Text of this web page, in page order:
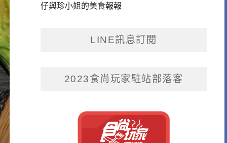
仔與珍小姐的美食報報
LINE訊息訂閱
2023食尚玩家駐站部落客